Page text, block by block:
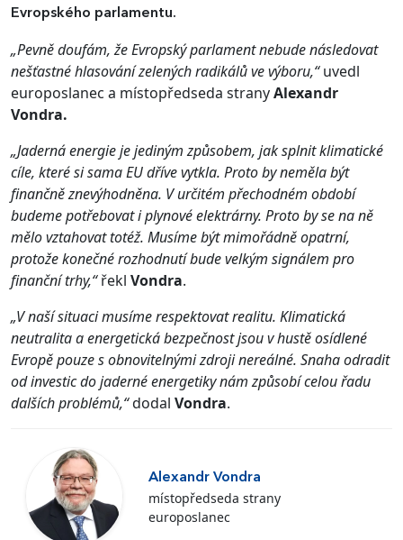
Evropského parlamentu.
„Pevně doufám, že Evropský parlament nebude následovat
nešťastné hlasování zelených radikálů ve výboru,“uvedl
europoslanec a místopředseda stranyAlexandr
Vondra.
„Jaderná energie je jediným způsobem, jak splnit klimatické
cíle, které si sama EU dříve vytkla. Proto by neměla být
finančně znevýhodněna. V určitém přechodném období
budeme potřebovat i plynové elektrárny. Proto by se na ně
mělo vztahovat totéž. Musíme být mimořádně opatrní,
protože konečné rozhodnutí bude velkým signálem pro
finanční trhy,“řekl Vondra.
„V naší situaci musíme respektovat realitu. Klimatická
neutralita a energetická bezpečnost jsou v hustě osídlené
Evropě pouze s obnovitelnými zdroji nereálné. Snaha odradit
od investic do jaderné energetiky nám způsobí celou řadu
dalších problémů,“dodal Vondra.
Alexandr Vondra
místopředseda strany
europoslanec